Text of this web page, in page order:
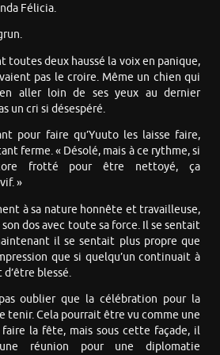
Félicia.
toutes deux haussé la voix en panique,
pas le croire. Même un chien qui
aller loin de ses yeux au dernier
un cri si désespéré.
pour faire qu’Yuuto les laisse faire,
ferme. « Désolé, mais à ce rythme, si
frotté pour être nettoyé, ça
»
à sa nature honnête et travailleuse,
dos avec toute sa force. Il se sentait
il se sentait plus propre que
que si quelqu’un continuait à
blessé.
oublier que la célébration pour la
Cela pourrait être vu comme une
la fête, mais sous cette façade, il
réunion pour une diplomatie